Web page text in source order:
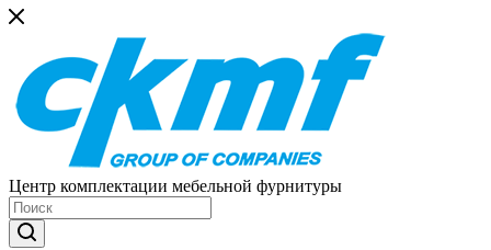
Центр комплектации мебельной фурнитуры